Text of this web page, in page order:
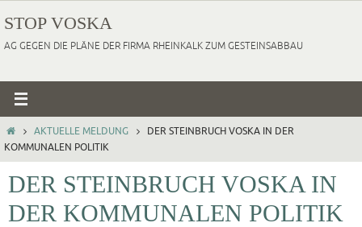
Inhalt
springen
STOP VOSKA
AG GEGEN DIE PLÄNE DER FIRMA RHEINKALK ZUM GESTEINSABBAU
HOMEAKTUELLE MELDUNG
DER STEINBRUCH VOSKA IN DER
KOMMUNALEN POLITIK
DER STEINBRUCH VOSKA IN
DER KOMMUNALEN POLITIK